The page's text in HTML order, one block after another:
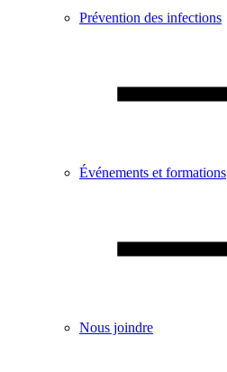
Prévention des infections
Événements et formations
Nous joindre